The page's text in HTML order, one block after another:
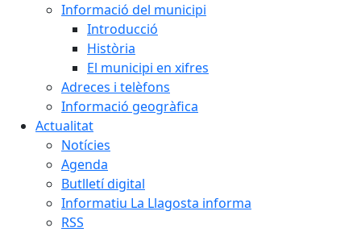
Informació del municipi
Introducció
Història
El municipi en xifres
Adreces i telèfons
Informació geogràfica
Actualitat
Notícies
Agenda
Butlletí digital
Informatiu La Llagosta informa
RSS